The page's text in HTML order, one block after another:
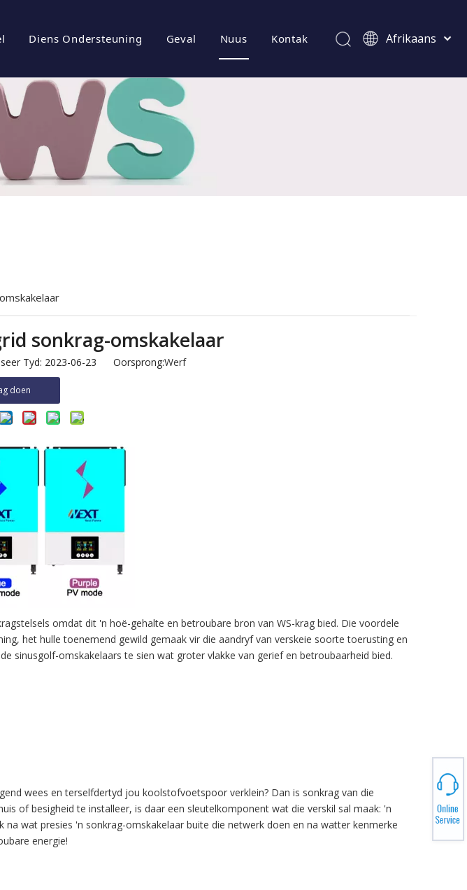
Diens Ondersteuning
Aflaai
Gereelde vrae
Video's
Geval Nuus Kontak
Afrikaans
ไทย
sonkrag-omskakelaar
Tyd: 2023-06-23 Oorsprong:Werf
doen
omdat dit 'n hoë-gehalte en betroubare bron van WS-krag bied. Die voordele
het hulle toenemend gewild gemaak vir die aandryf van verskeie soorte toerusting en
sinusgolf-omskakelaars te sien wat groter vlakke van gerief en betroubaarheid bied.
wees en terselfdertyd jou koolstofvoetspoor verklein? Dan is sonkrag van die
of besigheid te installeer, is daar een sleutelkomponent wat die verskil sal maak: 'n
wat presies 'n sonkrag-omskakelaar buite die netwerk doen en na watter kenmerke
energie!